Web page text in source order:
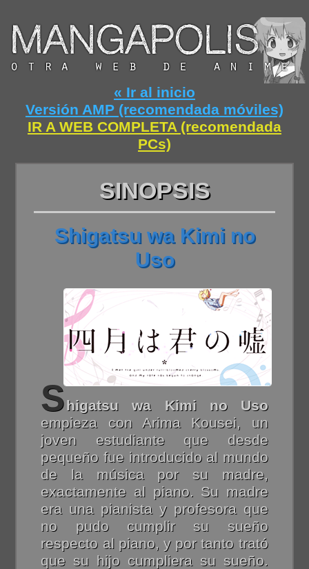
« Ir al inicio
Versión AMP (recomendada móviles)
IR A WEB COMPLETA (recomendada
PCs)
SINOPSIS
Shigatsu wa Kimi no
Uso
Shigatsu wa Kimi no Uso
empieza con Arima Kousei, un
joven estudiante que desde
pequeño fue introducido al mundo
de la música por su madre,
exactamente al piano. Su madre
era una pianista y profesora que
no pudo cumplir su sueño
respecto al piano, y por tanto trató
que su hijo cumpliera su sueño.